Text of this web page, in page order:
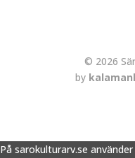
© 2026
by
På sarokulturarv.se